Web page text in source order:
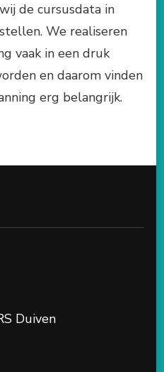
de cursusdata in
We realiseren
vaak in een druk
en daarom vinden
erg belangrijk.
Duiven